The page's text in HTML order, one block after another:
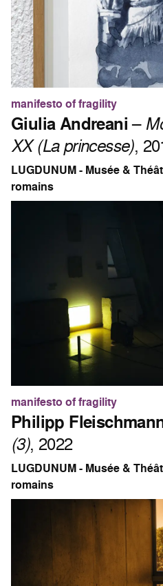
manifesto of fragility
Giulia Andreani–
XX (La princesse),
LUGDUNUM - Musée &
romains
manifesto of fragility
Philipp
(3), 2022
LUGDUNUM - Musée &
romains